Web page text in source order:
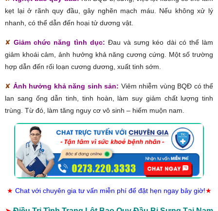
kẹt lại ở rãnh quy đầu, gây nghẽn mạch máu. Nếu không xử lý
nhanh, có thể dẫn đến hoại tử dương vật.
✘Giảm chức năng tình dục: Đau và sưng kéo dài có thể làm
giảm khoái cảm, ảnh hưởng khả năng cương cứng. Một số trường
hợp dẫn đến rối loạn cương dương, xuất tinh sớm.
✘ Ảnh hưởng khả năng sinh sản: Viêm nhiễm vùng BQĐ có thể
lan sang ống dẫn tinh, tinh hoàn, làm suy giảm chất lượng tinh
trùng. Từ đó, làm tăng nguy cơ vô sinh – hiếm muộn nam.
★ Chat với chuyên gia tư vấn miễn phí để đặt hẹn ngay bây giờ!★